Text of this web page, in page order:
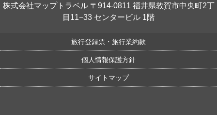
株式会社マップトラベル 〒914-0811 福井県敦賀市中央町2丁
目11−33 センタービル 1階
旅行登録票・旅行業約款
個人情報保護方針
サイトマップ